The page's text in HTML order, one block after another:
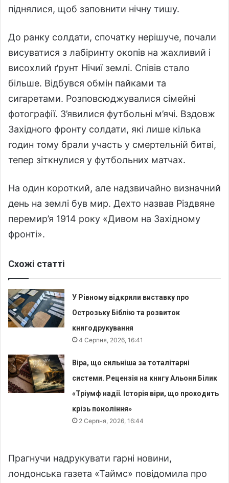
піднялися, щоб заповнити нічну тишу.
До ранку солдати, спочатку нерішуче, почали
висуватися з лабіринту окопів на жахливий і
висохлий ґрунт Нічиї землі. Співів стало
більше. Відбувся обмін пайками та
сигаретами. Розповсюджувалися сімейні
фотографії. З’явилися футбольні м’ячі. Вздовж
Західного фронту солдати, які лише кілька
годин тому брали участь у смертельній битві,
тепер зіткнулися у футбольних матчах.
На один короткий, але надзвичайно визначний
день на землі був мир. Дехто назвав Різдвяне
перемир’я 1914 року «Дивом на Західному
фронті».
Схожі статті
У Рівному відкрили виставку про
Острозьку Біблію та розвиток
книгодрукування
4 Серпня, 2026, 16:41
Віра, що сильніша за тоталітарні
системи. Рецензія на книгу Альони Білик
«Тріумф надії. Історія віри, що проходить
крізь покоління»
2 Серпня, 2026, 16:44
Прагнучи надрукувати гарні новини,
лондонська газета «Таймс» повідомила про